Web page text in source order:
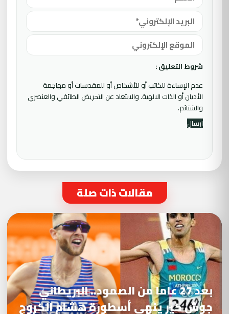
شروط التعليق :
عدم الإساءة للكاتب أو للأشخاص أو للمقدسات أو مهاجمة
الأديان أو الذات الالهية. والابتعاد عن التحريض الطائفي والعنصري
والشتائم.
مقالات ذات صلة
بعد 27 عاما من الصمود.. البريطاني
جوش كير ينهي أسطورة هشام الكروج